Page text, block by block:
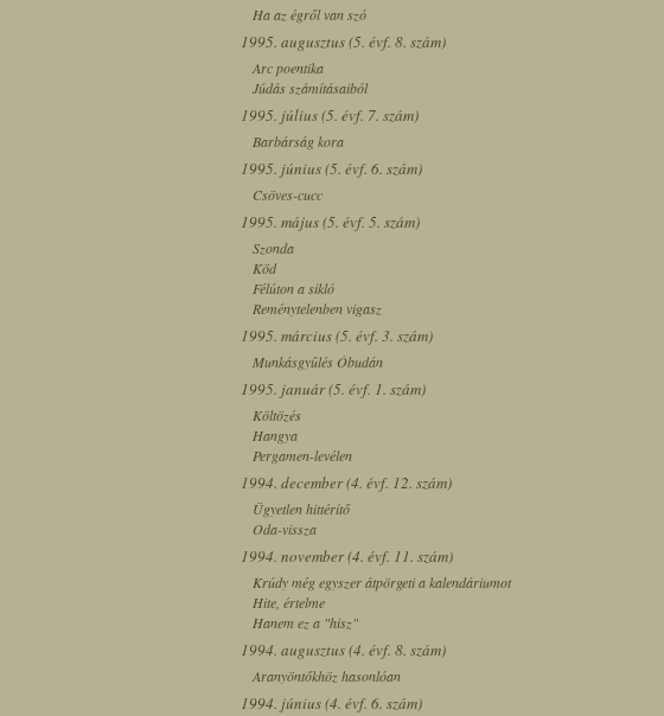
Ha az égről van szó
1995. augusztus (5. évf. 8. szám)
Arc poentika
Júdás számításaiból
1995. július (5. évf. 7. szám)
Barbárság kora
1995. június (5. évf. 6. szám)
Csöves-cucc
1995. május (5. évf. 5. szám)
Szonda
Köd
Félúton a sikló
Reménytelenben vigasz
1995. március (5. évf. 3. szám)
Munkásgyûlés Óbudán
1995. január (5. évf. 1. szám)
Költözés
Hangya
Pergamen-levélen
1994. december (4. évf. 12. szám)
Ügyetlen hittérítő
Oda-vissza
1994. november (4. évf. 11. szám)
Krúdy még egyszer átpörgeti a kalendáriumot
Hite, értelme
Hanem ez a "hisz"
1994. augusztus (4. évf. 8. szám)
Aranyöntőkhöz hasonlóan
1994. június (4. évf. 6. szám)